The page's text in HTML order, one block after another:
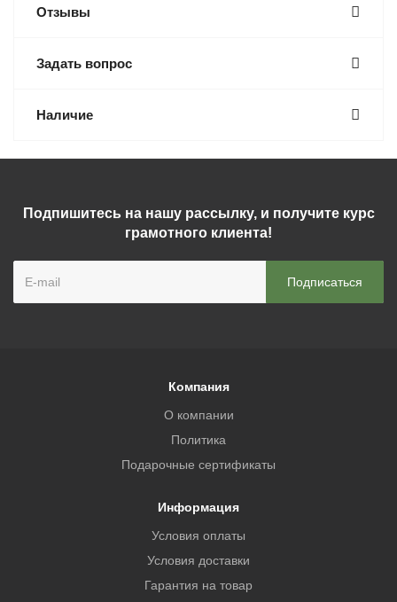
Отзывы
Задать вопрос
Наличие
Подпишитесь на нашу рассылку, и получите курс
грамотного клиента!
Компания
О компании
Политика
Подарочные сертификаты
Информация
Условия оплаты
Условия доставки
Гарантия на товар